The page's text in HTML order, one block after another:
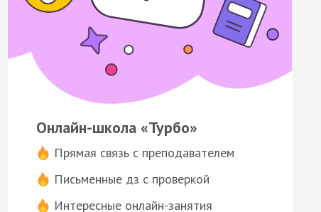
Онлайн-школа «Турбо»
Прямая связь с преподавателем
Письменные дз с проверкой
Интересные онлайн-занятия